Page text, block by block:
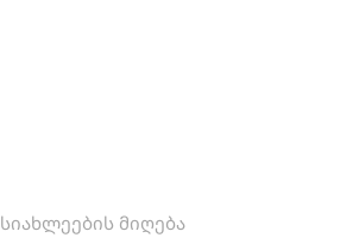
სიახლეების მიღება